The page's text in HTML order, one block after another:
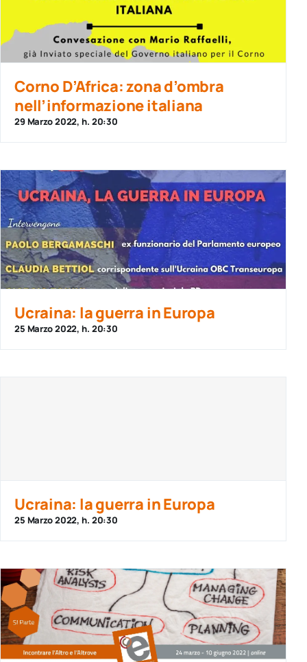
Corno D’Africa: zona d’ombra
nell’informazione italiana
29 Marzo 2022, h. 20:30
Ucraina: la guerra in Europa
25 Marzo 2022, h. 20:30
Ucraina: la guerra in Europa
25 Marzo 2022, h. 20:30